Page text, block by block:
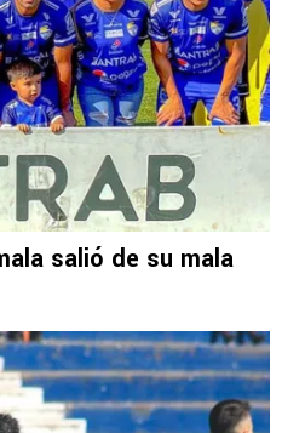
salió de su mala